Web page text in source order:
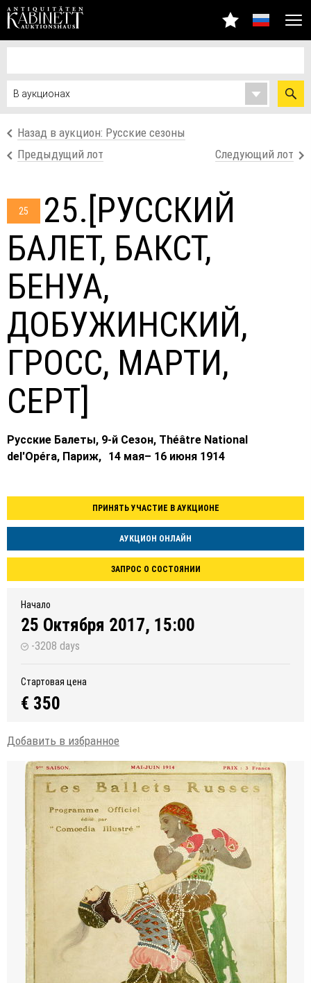
Назад в аукцион: Русские сезоны
Предыдущий лот
Следующий лот
25
25.[РУССКИЙ
БАЛЕТ, БАКСТ,
БЕНУА,
ДОБУЖИНСКИЙ,
ГРОСС, МАРТИ,
СЕРТ]
Русские Балеты, 9-й Сезон, Théâtre National
del'Opéra, Париж, 14 мая– 16 июня 1914
ПРИНЯТЬ УЧАСТИЕ В АУКЦИОНЕ
АУКЦИОН ОНЛАЙН
ЗАПРОС О СОСТОЯНИИ
Начало
25 Октября 2017, 15:00
-3208 days
Стартовая цена
€ 350
Добавить в избранное